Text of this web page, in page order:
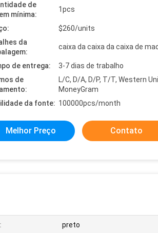
de
mínima:
1pcs
$260/units
da
caixa da caixa da caixa de
de entrega:
3-7 dias de trabalho
de
L/C, D/A, D/P, T/T, Western
MoneyGram
da fonte: 100000pcs/month
Melhor Preço Contato
preto